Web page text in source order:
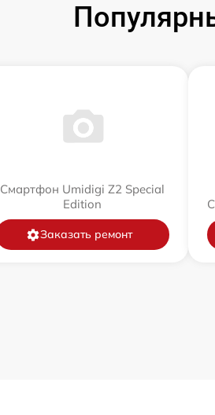
Смартфон Umidigi Z2 Special
Edition
Заказать ремонт